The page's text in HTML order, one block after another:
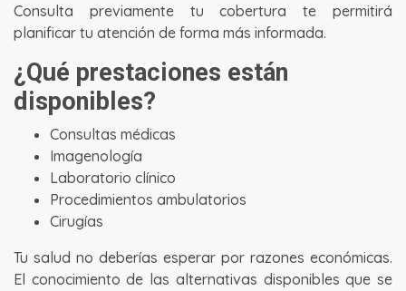
Consulta previamente tu cobertura te permitirá
planificar tu atención de forma más informada.
¿Qué prestaciones están
disponibles?
Consultas médicas
Imagenología
Laboratorio clínico
Procedimientos ambulatorios
Cirugías
Tu salud no deberías esperar por razones económicas.
El conocimiento de las alternativas disponibles que se